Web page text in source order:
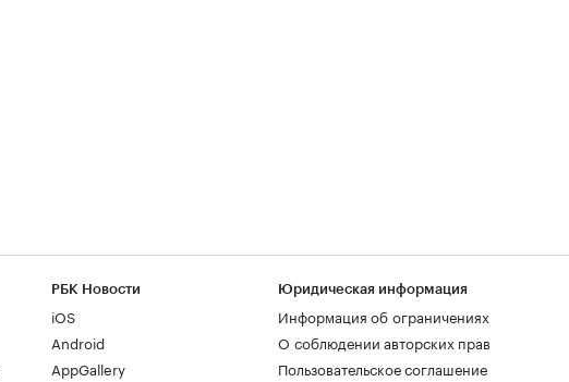
РБК Новости
iOS
Android
AppGallery
Юридическая информация
Информация об ограничениях
О соблюдении авторских прав
Пользовательское соглашение